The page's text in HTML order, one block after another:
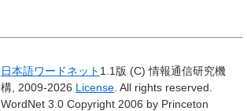
日本語ワードネット 1.1版 (C) 情報通信研究機
構, 2009-2026 License . All rights reserved.
WordNet 3.0 Copyright 2006 by Princeton